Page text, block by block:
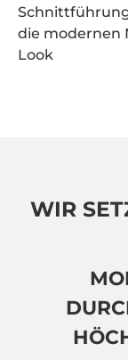
die modernen
Look
WIR